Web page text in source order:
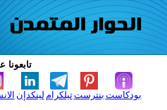
تابعونا
لينكدإن تيلكرامبنترست بودكاست